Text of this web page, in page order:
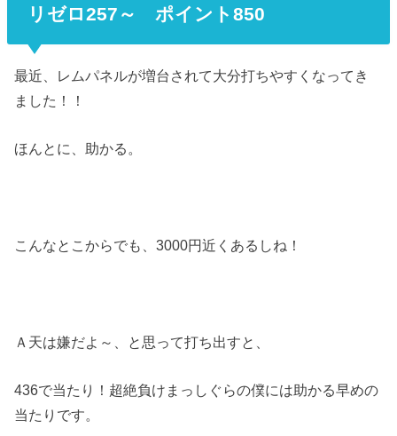
リゼロ257～ ポイント850
最近、レムパネルが増台されて大分打ちやすくなってき
ました！！
ほんとに、助かる。
こんなとこからでも、3000円近くあるしね！
Ａ天は嫌だよ～、と思って打ち出すと、
436で当たり！超絶負けまっしぐらの僕には助かる早めの
当たりです。